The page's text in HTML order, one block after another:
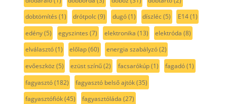
dobtömítés (1) drótpolc(9) dugó(1) díszléc(5) E14(1)
edény(5) egyszintes (7) elektronika (13) elektróda (8)
elválasztó(1) előlap(60) energia szabályzó(2)
evőeszköz (5) ezüst színű(2) facsarókúp(1) fagadó(1)
fagyasztó(182) fagyasztó belső ajtók(35)
fagyasztófiók(45) fagyasztóláda (27)